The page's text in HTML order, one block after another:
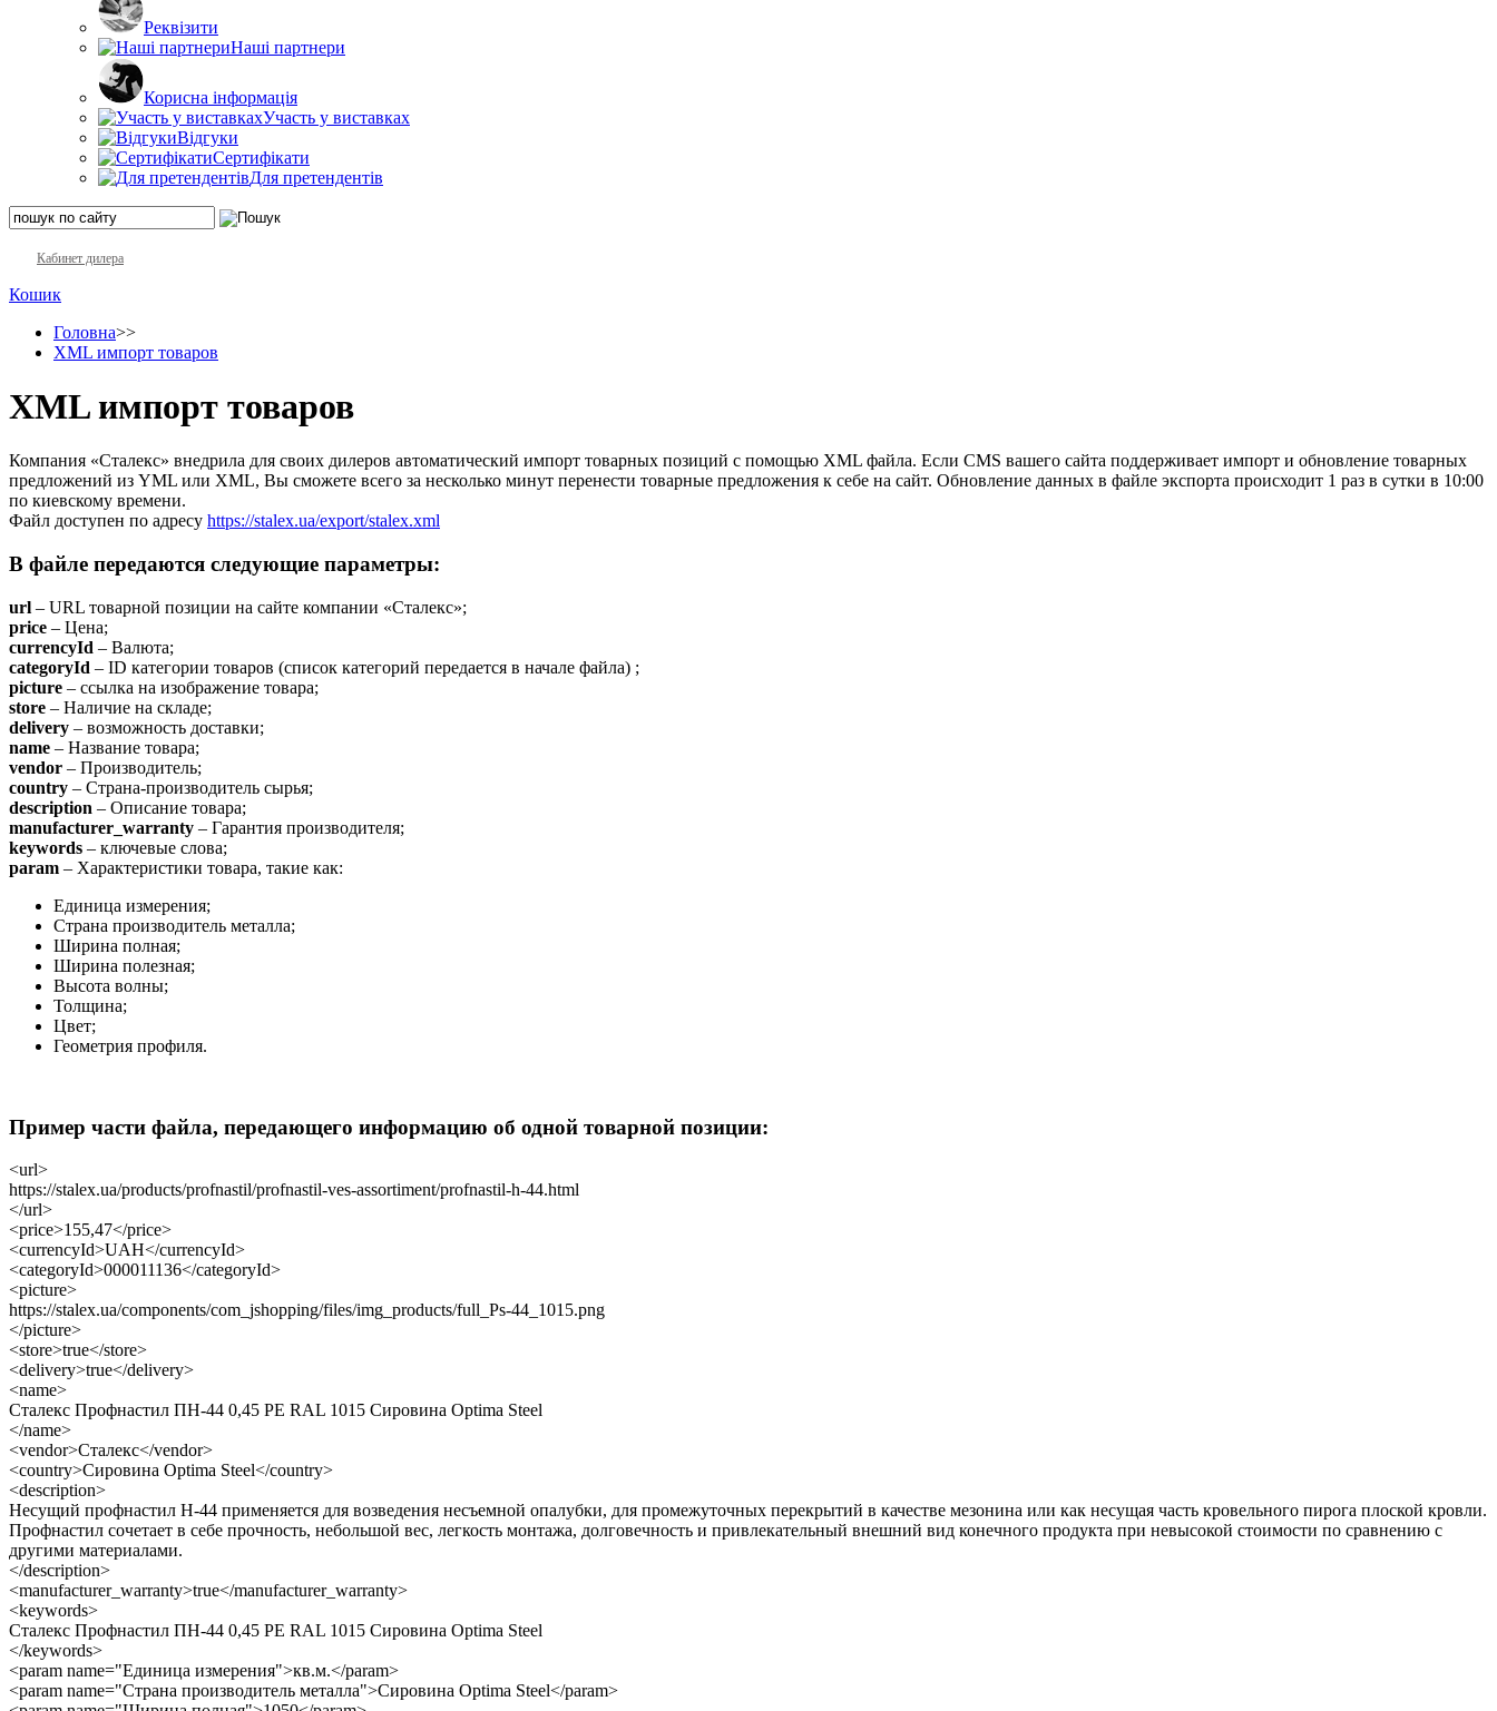
Реквізити
Наші партнери
Корисна інформація
Участь у виставках
Відгуки
Сертифікати
Для претендентів
Кабинет дилера
Кошик
Головна>>
XML импорт товаров
XML импорт товаров
Компания «Сталекс» внедрила для своих дилеров автоматический импорт товарных позиций с помощью XML файла. Если CMS вашего сайта поддерживает импорт и обновление товарных
предложений из YML или XML, Вы сможете всего за несколько минут перенести товарные предложения к себе на сайт. Обновление данных в файле экспорта происходит 1 раз в сутки в 10:00
по киевскому времени.
Файл доступен по адресу https://stalex.ua/export/stalex.xml
В файле передаются следующие параметры:
url – URL товарной позиции на сайте компании «Сталекс»;
price – Цена;
currencyId – Валюта;
categoryId – ID категории товаров (список категорий передается в начале файла) ;
picture – ссылка на изображение товара;
store – Наличие на складе;
delivery – возможность доставки;
name – Название товара;
vendor – Производитель;
country – Страна-производитель сырья;
description – Описание товара;
manufacturer_warranty – Гарантия производителя;
keywords – ключевые слова;
param – Характеристики товара, такие как:
Единица измерения;
Страна производитель металла;
Ширина полная;
Ширина полезная;
Высота волны;
Толщина;
Цвет;
Геометрия профиля.
Пример части файла, передающего информацию об одной товарной позиции:
<url>
https://stalex.ua/products/profnastil/profnastil-ves-assortiment/profnastil-h-44.html
</url>
<price>155,47</price>
<currencyId>UAH</currencyId>
<categoryId>000011136</categoryId>
<picture>
https://stalex.ua/components/com_jshopping/files/img_products/full_Ps-44_1015.png
</picture>
<store>true</store>
<delivery>true</delivery>
<name>
Сталекс Профнастил ПН-44 0,45 PE RAL 1015 Сировина Optima Steel
</name>
<vendor>Сталекс</vendor>
<country>Сировина Optima Steel</country>
<description>
Несущий профнастил Н-44 применяется для возведения несъемной опалубки, для промежуточных перекрытий в качестве мезонина или как несущая часть кровельного пирога плоской кровли.
Профнастил сочетает в себе прочность, небольшой вес, легкость монтажа, долговечность и привлекательный внешний вид конечного продукта при невысокой стоимости по сравнению с
другими материалами.
</description>
<manufacturer_warranty>true</manufacturer_warranty>
<keywords>
Сталекс Профнастил ПН-44 0,45 PE RAL 1015 Сировина Optima Steel
</keywords>
<param name="Единица измерения">кв.м.</param>
<param name="Страна производитель металла">Сировина Optima Steel</param>